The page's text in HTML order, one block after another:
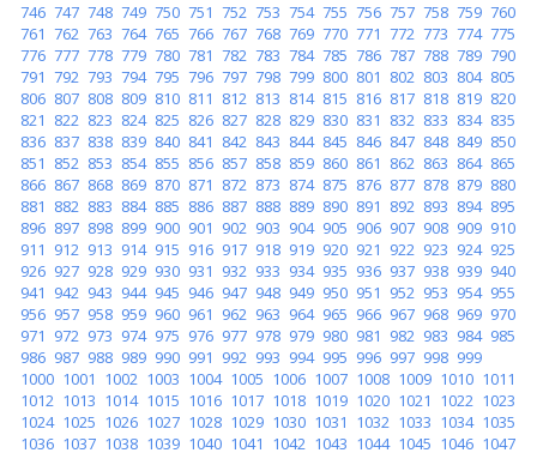
746 747 748 749 750 751 752 753 754 755 756 757 758 759 760
761 762 763 764 765 766 767 768 769 770 771 772 773 774 775
776 777 778 779 780 781 782 783 784 785 786 787 788 789 790
791 792 793 794 795 796 797 798 799 800 801 802 803 804 805
806 807 808 809 810 811 812 813 814 815 816 817 818 819 820
821 822 823 824 825 826 827 828 829 830 831 832 833 834 835
836 837 838 839 840 841 842 843 844 845 846 847 848 849 850
851 852 853 854 855 856 857 858 859 860 861 862 863 864 865
866 867 868 869 870 871 872 873 874 875 876 877 878 879 880
881 882 883 884 885 886 887 888 889 890 891 892 893 894 895
896 897 898 899 900 901 902 903 904 905 906 907 908 909 910
911 912 913 914 915 916 917 918 919 920 921 922 923 924 925
926 927 928 929 930 931 932 933 934 935 936 937 938 939 940
941 942 943 944 945 946 947 948 949 950 951 952 953 954 955
956 957 958 959 960 961 962 963 964 965 966 967 968 969 970
971 972 973 974 975 976 977 978 979 980 981 982 983 984 985
986 987 988 989 990 991 992 993 994 995 996 997 998 999
1000 1001 1002 1003 1004 1005 1006 1007 1008 1009 1010 1011
1012 1013 1014 1015 1016 1017 1018 1019 1020 1021 1022 1023
1024 1025 1026 1027 1028 1029 1030 1031 1032 1033 1034 1035
1036 1037 1038 1039 1040 1041 1042 1043 1044 1045 1046 1047